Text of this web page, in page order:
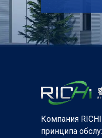
Компания
принципа